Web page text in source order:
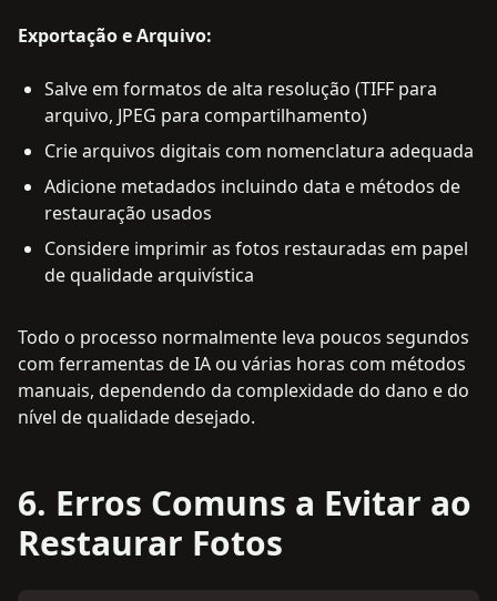
Exportação e Arquivo:
Salve em formatos de alta resolução (TIFF para
arquivo, JPEG para compartilhamento)
Crie arquivos digitais com nomenclatura adequada
Adicione metadados incluindo data e métodos de
restauração usados
Considere imprimir as fotos restauradas em papel
de qualidade arquivística
Todo o processo normalmente leva poucos segundos
com ferramentas de IA ou várias horas com métodos
manuais, dependendo da complexidade do dano e do
nível de qualidade desejado.
6. Erros Comuns a Evitar ao
Restaurar Fotos